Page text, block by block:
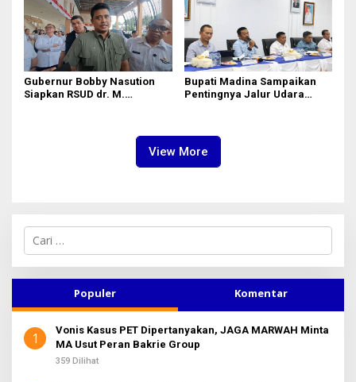
Gubernur Bobby Nasution
Siapkan RSUD dr. M.
Bupati Madina Sampaikan
Pentingnya Jalur Udara
View More
C
i
n
u
k
Populer Komentar
1
Vonis Kasus PET Dipertanyakan, JAGA MARWAH Minta
MA Usut Peran Bakrie Group
359 Dilihat